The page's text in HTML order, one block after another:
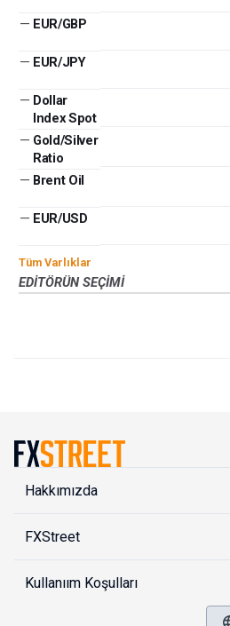
— EUR/GBP
— EUR/JPY
— Dollar
Index Spot
— Gold/Silver
Ratio
— Brent Oil
— EUR/USD
Tüm Varlıklar
EDITÖRÜN SEÇIMI
Hakkımızda
FXStreet
Kullanıım Koşulları